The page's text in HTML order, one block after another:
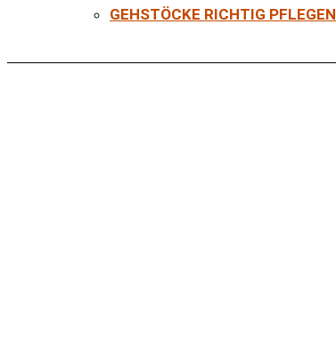
GEHSTÖCKE RICHTIG PFLEGEN